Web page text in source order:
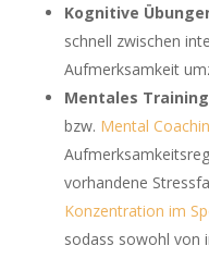
Kognitive
schnell zwischen
Aufmerksamkeit
Mentales
bzw. Mental
vorhandene
Konzentration im
sodass sowohl von